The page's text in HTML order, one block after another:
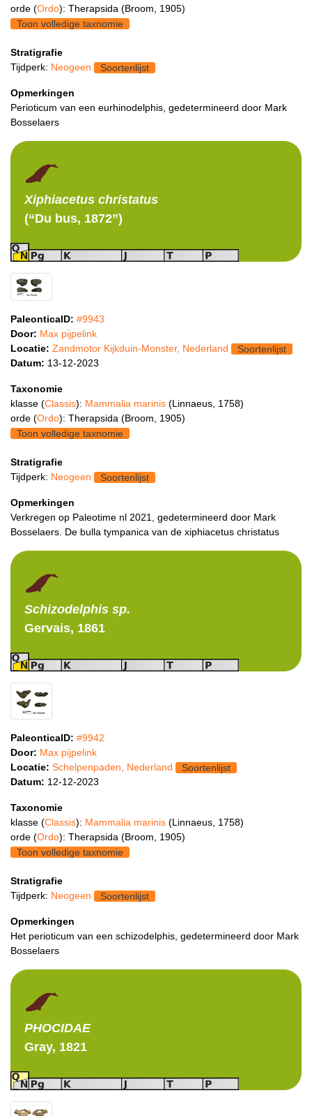
orde (Ordo): Therapsida (Broom, 1905)
Toon volledige taxnomie
Stratigrafie
Tijdperk: Neogeen Soortenlijst
Opmerkingen
Perioticum van een eurhinodelphis, gedetermineerd door Mark
Bosselaers
Xiphiacetus christatus
(“Du bus, 1872”)
PaleonticaID: #9943
Door: Max pijpelink
Locatie: Zandmotor Kijkduin-Monster, Nederland
Soortenlijst
Datum: 13-12-2023
Taxonomie
klasse (Classis): Mammalia marinis (Linnaeus, 1758)
orde (Ordo): Therapsida (Broom, 1905)
Toon volledige taxnomie
Stratigrafie
Tijdperk: Neogeen Soortenlijst
Opmerkingen
Verkregen op Paleotime nl 2021, gedetermineerd door Mark
Bosselaers. De bulla tympanica van de xiphiacetus christatus
Schizodelphis sp.
Gervais, 1861
PaleonticaID: #9942
Door: Max pijpelink
Locatie: Schelpenpaden, Nederland
Soortenlijst
Datum: 12-12-2023
Taxonomie
klasse (Classis): Mammalia marinis (Linnaeus, 1758)
orde (Ordo): Therapsida (Broom, 1905)
Toon volledige taxnomie
Stratigrafie
Tijdperk: Neogeen Soortenlijst
Opmerkingen
Het perioticum van een schizodelphis, gedetermineerd door Mark
Bosselaers
PHOCIDAE
Gray, 1821